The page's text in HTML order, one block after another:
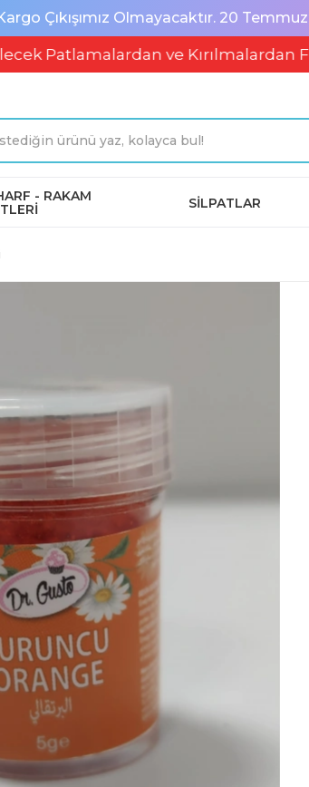
Çıkışımız Olmayacaktır. 20
ve Kırılmalardan
- RAKAM
SİLPATLAR